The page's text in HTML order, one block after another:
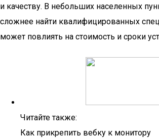
и качеству. В небольших населенных
сложнее найти квалифицированных
может повлиять на стоимость и сроки
Читайте также:
Как прикрепить вебку к монитору